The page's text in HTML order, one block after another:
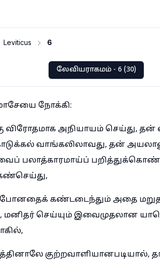
Leviticus 6
லேவியராகமம் - 6 (30)
நோக்கி:
விரோதமாக அநியாயம் செய்து, தன்
வாங்கலிலாவது, தன்
பலாத்காரமாய்ப்
கண்டடைந்தும் அதை
செய்யும் இவைமுதலான
குற்றவாளியானபடியால்,